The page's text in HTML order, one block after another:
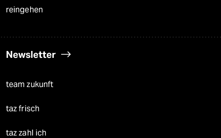
reingehen
Newsletter
team zukunft
taz frisch
taz zahl ich